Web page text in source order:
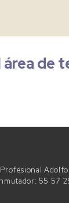
de
55